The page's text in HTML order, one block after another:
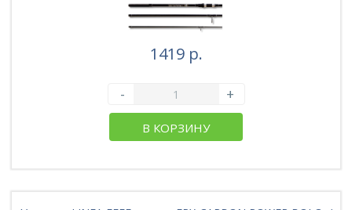
1419 р.
- +
В КОРЗИНУ